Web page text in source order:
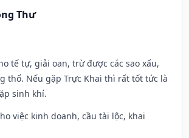
Thư
tế tự, giải oan, trừ được các sao xấu,
thổ. Nếu gặp Trực Khai thì rất tốt tức là
sinh khí.
việc kinh doanh, cầu tài lộc, khai